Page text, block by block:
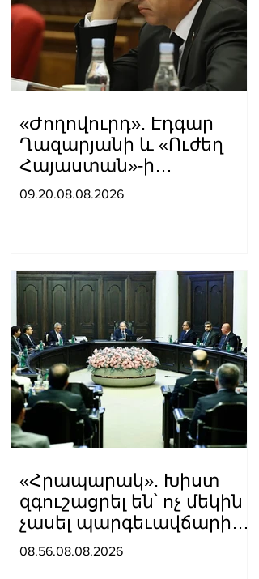
«Ժողովուրդ». Էդգար
Ղազարյանի և «Ուժեղ
Հայաստան»-ի
հարաբերությունները
09.20.08.08.2026
«Հրապարակ». Խիստ
զգուշացրել են՝ ոչ մեկին
չասել պարգեւավճարի
չափը, սպառնացել
08.56.08.08.2026